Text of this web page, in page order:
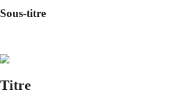
Sous-titre
Titre